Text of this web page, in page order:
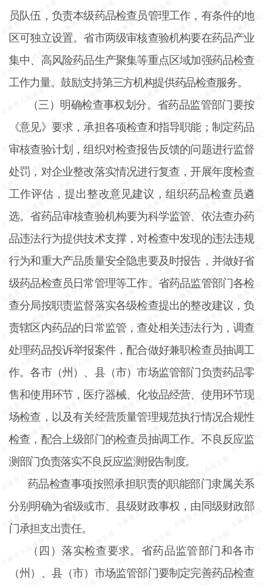
员队伍，负责本级药品检查员管理工作，有条件的地
区可独立设置。省市两级审核查验机构要在药品产业
集中、高风险药品生产聚集等重点区域加强药品检查
工作力量。鼓励支持第三方机构提供药品检查服务。
（三）明确检查事权划分。省药品监管部门要按
《意见》要求，承担各项检查和指导职能；制定药品
审核查验计划，组织对检查报告反馈的问题进行监督
处罚，对企业整改落实情况进行复查，开展年度检查
工作评估，提出整改意见建议，组织药品检查员遴
选。省药品审核查验机构要为科学监管、依法查办药
品违法行为提供技术支撑，对检查中发现的违法违规
行为和重大产品质量安全隐患要及时报告，并做好省
级药品检查员日常管理等工作。省药品监管部门各检
查分局按职责监督落实各级检查提出的整改建议，负
责辖区内药品的日常监管，查处相关违法行为，调查
处理药品投诉举报案件，配合做好兼职检查员抽调工
作。各市（州）、县（市）市场监管部门负责药品零
售和使用环节，医疗器械、化妆品经营、使用环节现
场检查，以及有关经营质量管理规范执行情况合规性
检查，配合上级部门的检查员抽调工作。不良反应监
测部门负责落实不良反应监测报告制度。
药品检查事项按照承担职责的职能部门隶属关系
分别明确为省级或市、县级财政事权，由同级财政部
门承担支出责任。
（四）落实检查要求。省药品监管部门和各市
（州）、县（市）市场监管部门要制定完善药品检查